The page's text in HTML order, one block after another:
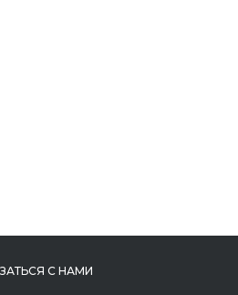
С НАМИ